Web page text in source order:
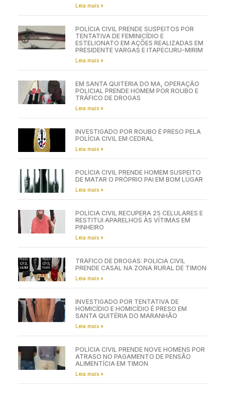
Leia mais »
POLÍCIA CIVIL PRENDE SUSPEITOS POR
TENTATIVA DE FEMINICÍDIO E
ESTELIONATO EM AÇÕES REALIZADAS EM
PRESIDENTE VARGAS E ITAPECURU-MIRIM
Leia mais »
EM SANTA QUITÉRIA DO MA, OPERAÇÃO
POLICIAL PRENDE HOMEM POR ROUBO E
TRÁFICO DE DROGAS
Leia mais »
INVESTIGADO POR ROUBO É PRESO PELA
POLÍCIA CIVIL EM CEDRAL
Leia mais »
POLÍCIA CIVIL PRENDE HOMEM SUSPEITO
DE MATAR O PRÓPRIO PAI EM BOM LUGAR
Leia mais »
POLÍCIA CIVIL RECUPERA 25 CELULARES E
RESTITUI APARELHOS ÀS VÍTIMAS EM
PINHEIRO
Leia mais »
TRÁFICO DE DROGAS: POLÍCIA CIVIL
PRENDE CASAL NA ZONA RURAL DE TIMON
Leia mais »
INVESTIGADO POR TENTATIVA DE
HOMICÍDIO E HOMICÍDIO É PRESO EM
SANTA QUITÉRIA DO MARANHÃO
Leia mais »
POLÍCIA CIVIL PRENDE NOVE HOMENS POR
ATRASO NO PAGAMENTO DE PENSÃO
ALIMENTÍCIA EM TIMON
Leia mais »